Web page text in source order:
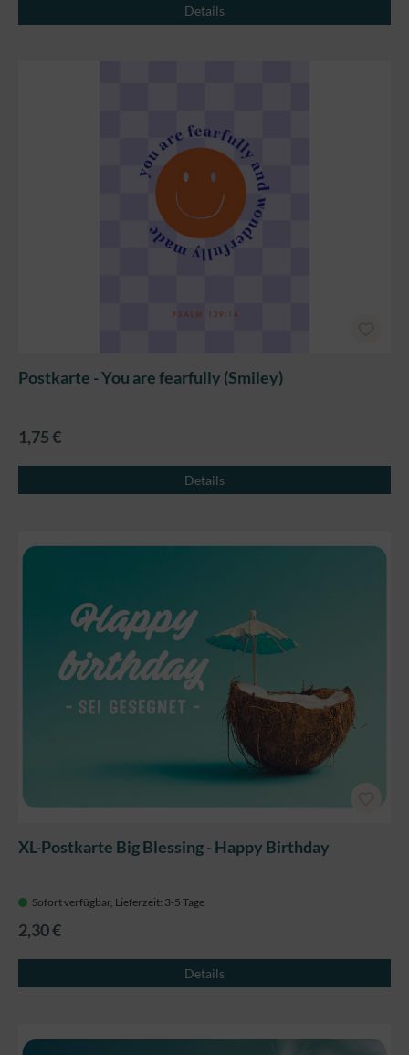
Details
Postkarte - You are fearfully (Smiley)
1,75 €
Details
XL-Postkarte Big Blessing - Happy Birthday
Sofort verfügbar, Lieferzeit: 3-5 Tage
2,30 €
Details